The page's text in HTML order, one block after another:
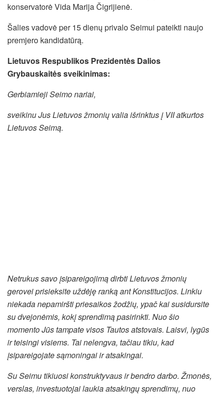
konservatorė Vida Marija Čigrijienė.
Šalies vadovė per 15 dienų privalo Seimui pateikti naujo
premjero kandidatūrą.
Lietuvos Respublikos Prezidentės Dalios
Grybauskaitės sveikinimas:
Gerbiamieji Seimo nariai,
sveikinu Jus Lietuvos žmonių valia išrinktus į VII atkurtos
Lietuvos Seimą.
Netrukus savo įsipareigojimą dirbti Lietuvos žmonių
gerovei prisieksite uždėję ranką ant Konstitucijos. Linkiu
niekada nepamiršti priesaikos žodžių, ypač kai susidursite
su dvejonėmis, kokį sprendimą pasirinkti. Nuo šio
momento Jūs tampate visos Tautos atstovais. Laisvi, lygūs
ir teisingi visiems. Tai nelengva, tačiau tikiu, kad
įsipareigojate sąmoningai ir atsakingai.
Su Seimu tikiuosi konstruktyvaus ir bendro darbo. Žmonės,
verslas, investuotojai laukia atsakingų sprendimų, nuo